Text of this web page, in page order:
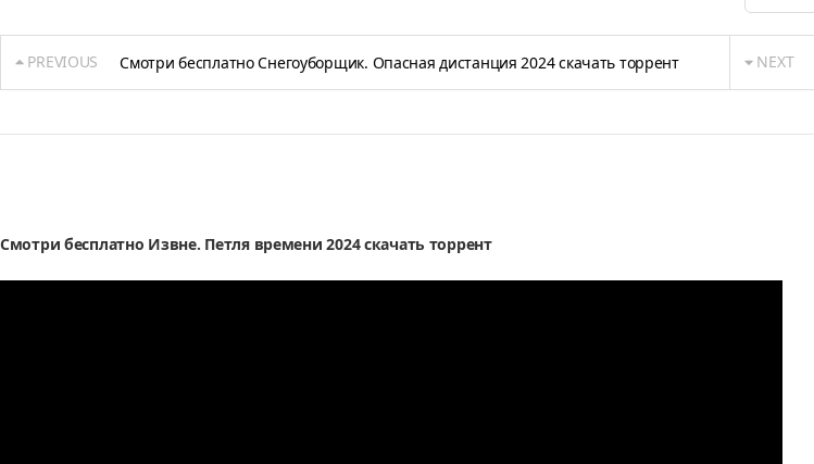
PREVIOUS Смотри бесплатно Снегоуборщик. Опасная дистанция 2024 скачать торрент NEXT
Смотри бесплатно Извне. Петля времени 2024 скачать торрент